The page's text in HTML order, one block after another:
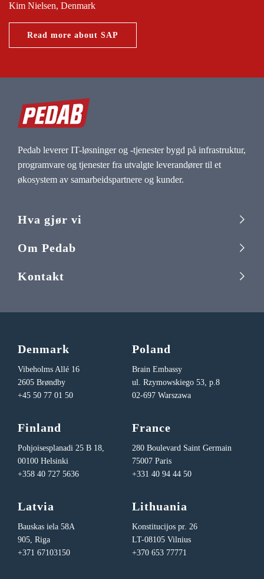
Kim Nielsen, Denmark
Read more about SAP
Pedab leverer IT-løsninger og -tjenester bygd på infrastruktur,
programvare og tjenester fra utvalgte leverandører til et
økosystem av samarbeidspartnere og kunder.
Hva gjør vi
Om Pedab
Kontakt
Denmark
Vibeholms Allé 16
2605 Brøndby
+45 50 77 01 50
Poland
Brain Embassy
ul. Rzymowskiego 53, p.8
02-697 Warszawa
Finland
Pohjoisesplanadi 25 B 18,
00100 Helsinki
+358 40 727 5636
France
280 Boulevard Saint Germain
75007 Paris
+331 40 94 44 50
Latvia
Bauskas iela 58A
905, Riga
+371 67103150
Lithuania
Konstitucijos pr. 26
LT-08105 Vilnius
+370 653 77771